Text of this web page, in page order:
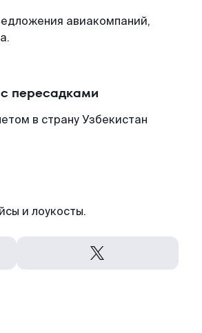
авиакомпаний,
пересадками
в страну Узбекистан
и лоукосты.